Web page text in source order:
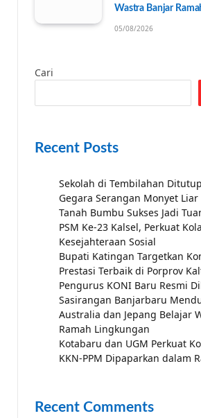
Wastra Banjar
05/08/2026
Cari
Recent Posts
Sekolah di Tembilahan
Gegara Serangan Monyet Liar
Tanah Bumbu Sukses Jadi
PSM Ke-23 Kalsel, Perkuat
Kesejahteraan Sosial
Bupati Katingan Targetkan
Prestasi Terbaik di Porprov
Pengurus KONI Baru Resmi
Sasirangan Banjarbaru
Australia dan Jepang Belajar
Ramah Lingkungan
Kotabaru dan UGM Perkuat
KKN-PPM Dipaparkan dalam
Recent Comments